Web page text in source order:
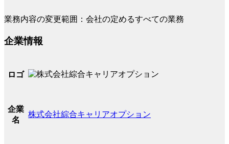
業務内容の変更範囲：会社の定めるすべての業務
企業情報
ロゴ
企業
名
株式会社綜合キャリアオプション